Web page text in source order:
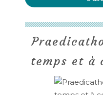
temps et à